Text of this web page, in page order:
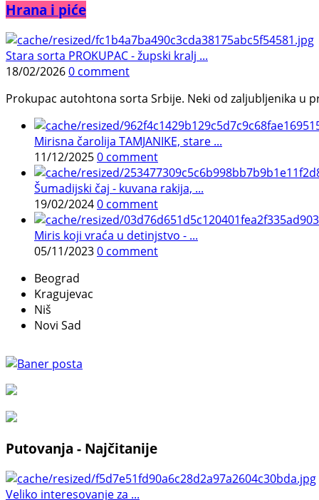
Hrana i piće
Stara sorta PROKUPAC - župski kralj ...
18/02/20260 comment
Prokupac autohtona sorta Srbije. Neki od zaljubljenika u
Mirisna čarolija TAMJANIKE, stare ...
11/12/20250 comment
Šumadijski čaj - kuvana rakija, ...
19/02/20240 comment
Miris koji vraća u detinjstvo - ...
05/11/20230 comment
Beograd
Kragujevac
Niš
Novi Sad
Putovanja - Najčitanije
Veliko interesovanje za ...